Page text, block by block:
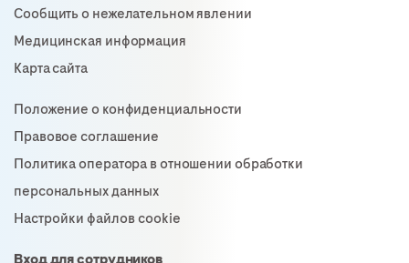
Сообщить о нежелательном явлении
Медицинская информация
Карта сайта
Положение о конфиденциальности
Правовое соглашение
Политика оператора в отношении обработки
персональных данных
Настройки файлов cookie